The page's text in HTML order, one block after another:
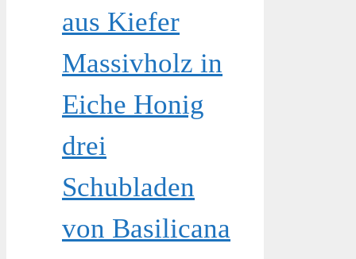
aus Kiefer
Massivholz in
Eiche Honig
drei
Schubladen
von Basilicana